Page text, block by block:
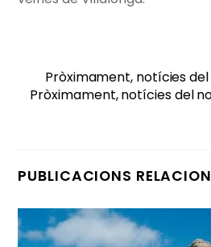
Pròximament, notícies
Pròximament, notícies del
PUBLICACIONS